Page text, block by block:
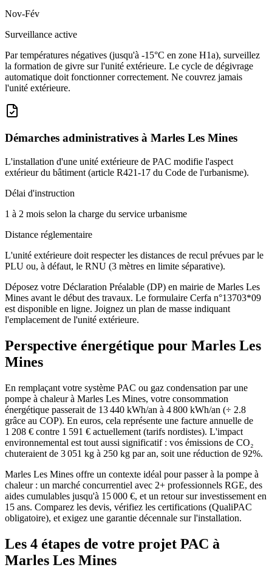
Nov-Fév
Surveillance active
Par températures négatives (jusqu'à -15°C en zone H1a), surveillez
la formation de givre sur l'unité extérieure. Le cycle de dégivrage
automatique doit fonctionner correctement. Ne couvrez jamais
l'unité extérieure.
Démarches administratives à Marles Les Mines
L'installation d'une unité extérieure de PAC modifie l'aspect
extérieur du bâtiment (article R421-17 du Code de l'urbanisme).
Délai d'instruction
1 à 2 mois selon la charge du service urbanisme
Distance réglementaire
L'unité extérieure doit respecter les distances de recul prévues par le
PLU ou, à défaut, le RNU (3 mètres en limite séparative).
Déposez votre Déclaration Préalable (DP) en mairie de Marles Les
Mines avant le début des travaux. Le formulaire Cerfa n°13703*09
est disponible en ligne. Joignez un plan de masse indiquant
l'emplacement de l'unité extérieure.
Perspective énergétique pour Marles Les
Mines
En remplaçant votre système PAC ou gaz condensation par une
pompe à chaleur à Marles Les Mines, votre consommation
énergétique passerait de 13 440 kWh/an à 4 800 kWh/an (÷ 2.8
grâce au COP). En euros, cela représente une facture annuelle de
1 208 € contre 1 591 € actuellement (tarifs nordistes). L'impact
environnemental est tout aussi significatif : vos émissions de CO₂
chuteraient de 3 051 kg à 250 kg par an, soit une réduction de 92%.
Marles Les Mines offre un contexte idéal pour passer à la pompe à
chaleur : un marché concurrentiel avec 2+ professionnels RGE, des
aides cumulables jusqu'à 15 000 €, et un retour sur investissement en
15 ans. Comparez les devis, vérifiez les certifications (QualiPAC
obligatoire), et exigez une garantie décennale sur l'installation.
Les 4 étapes de votre projet PAC à
Marles Les Mines